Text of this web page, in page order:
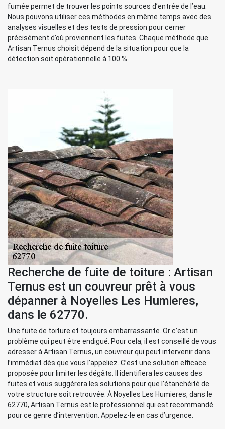
fumée permet de trouver les points sources d’entrée de l’eau.
Nous pouvons utiliser ces méthodes en même temps avec des
analyses visuelles et des tests de pression pour cerner
précisément d’où proviennent les fuites. Chaque méthode que
Artisan Ternus choisit dépend de la situation pour que la
détection soit opérationnelle à 100 %.
Recherche de fuite de toiture : Artisan
Ternus est un couvreur prêt à vous
dépanner à Noyelles Les Humieres,
dans le 62770.
Une fuite de toiture et toujours embarrassante. Or c’est un
problème qui peut être endigué. Pour cela, il est conseillé de vous
adresser à Artisan Ternus, un couvreur qui peut intervenir dans
l’immédiat dès que vous l’appeliez. C’est une solution efficace
proposée pour limiter les dégâts. Il identifiera les causes des
fuites et vous suggérera les solutions pour que l’étanchéité de
votre structure soit retrouvée. À Noyelles Les Humieres, dans le
62770, Artisan Ternus est le professionnel qui est recommandé
pour ce genre d’intervention. Appelez-le en cas d’urgence.